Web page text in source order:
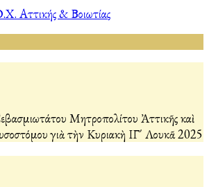
Αττικής & Βοιωτίας
Μητροπολίτου Ἀττικῆς καὶ
γιὰ τὴν Κυριακὴ ΙΓ΄ Λουκᾶ 2025